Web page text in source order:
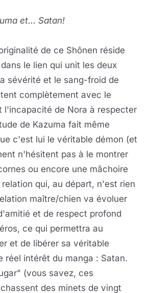
et... Satan!
de ce Shônen réside
le lien qui unit les deux
sévérité et le sang-froid de
complètement avec le
l'incapacité de Nora à respecter
de Kazuma fait même
c'est lui le véritable démon (et
n'hésitent pas à le montrer
ou encore une mâchoire
qui, au départ, n'est rien
maître/chien va évoluer
et de respect profond
ce qui permettra au
et de libérer sa véritable
réel intérêt du manga : Satan.
(vous savez, ces
des minets de vingt